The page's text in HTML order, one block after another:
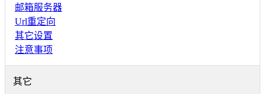
邮箱服务器
Url重定向
其它设置
注意事项
其它